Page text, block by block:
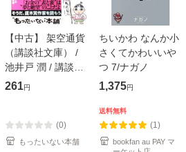
【中古】 架空通貨
（講談社文庫） /
池井戸 潤 / 講談社
[文庫]【メール便送
261円
(0)
もったいない本舗
ちいかわ なんか小
さくてかわいいや
つ 7/ナガノ
1,375円
送料無料
(1)
bookfan au PAY マ